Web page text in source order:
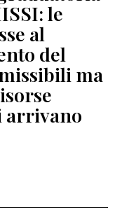
le
al
del
ma
arrivano